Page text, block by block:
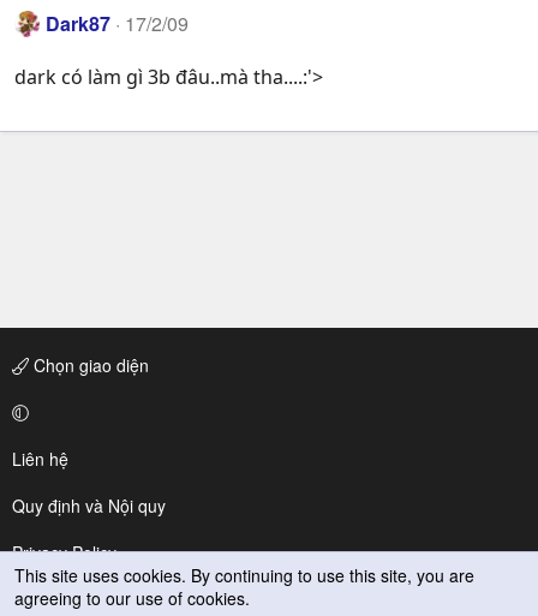
Dark87 17/2/09
dark có làm gì 3b đâu..mà tha....:'>
Chọn giao diện
Liên hệ
Quy định và Nội quy
Privacy Policy
Trợ giúp
This site uses cookies. By continuing to use this site, you are
agreeing to our use of cookies.